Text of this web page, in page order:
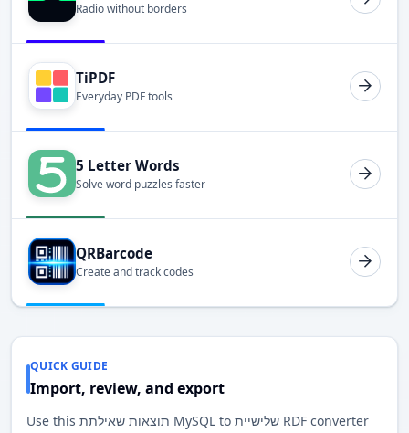
Radio without borders
TiPDF
Everyday PDF tools
5 Letter Words
Solve word puzzles faster
QRBarcode
Create and track codes
QUICK GUIDE
Import, review, and export
Use this תוצאות שאילתת MySQL to שלישיית RDF converter